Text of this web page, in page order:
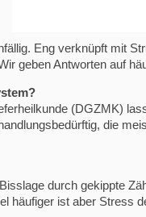
Eng verknüpft mit
geben Antworten auf
(DGZMK)
die
durch gekippte
häufiger ist aber Stress